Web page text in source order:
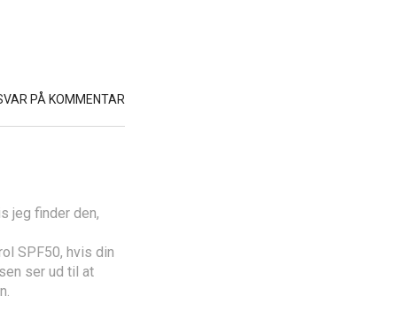
PÅ KOMMENTAR
jeg finder den,
SPF50, hvis din
ser ud til at